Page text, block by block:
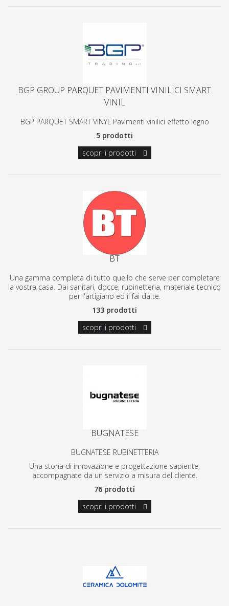
BGP GROUP PARQUET PAVIMENTI VINILICI SMART
VINIL
BGP PARQUET SMART VINYL Pavimenti vinilici effetto legno
5 prodotti
scopri i prodotti
BT
Una gamma completa di tutto quello che serve per completare
la vostra casa. Dai sanitari, docce, rubinetteria, materiale tecnico
per l'artigiano ed il fai da te.
133 prodotti
scopri i prodotti
BUGNATESE
BUGNATESE RUBINETTERIA
Una storia di innovazione e progettazione sapiente,
accompagnate da un servizio a misura del cliente.
76 prodotti
scopri i prodotti